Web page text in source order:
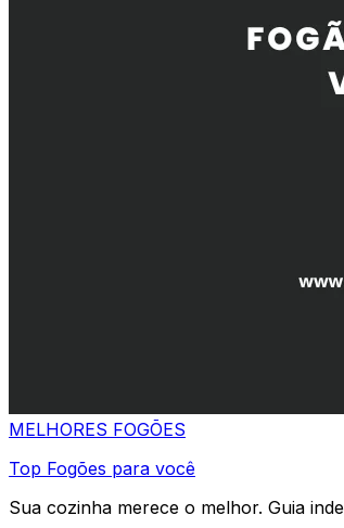
MELHORES FOGÕES
Top Fogões para você
Sua cozinha merece o melhor. Guia